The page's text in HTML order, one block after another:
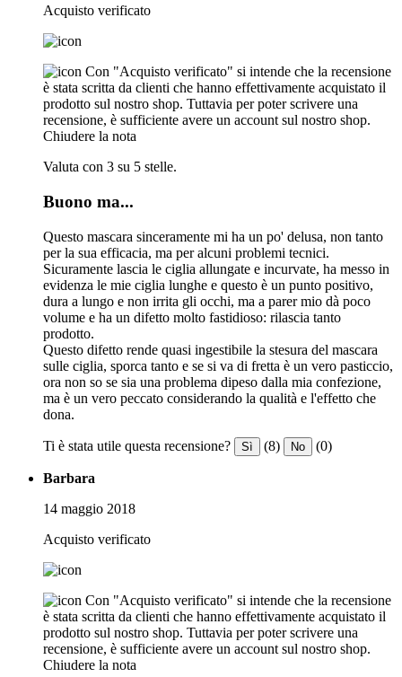
Acquisto verificato
Con "Acquisto verificato" si intende che la recensione
è stata scritta da clienti che hanno effettivamente acquistato il
prodotto sul nostro shop. Tuttavia per poter scrivere una
recensione, è sufficiente avere un account sul nostro shop.
Chiudere la nota
Valuta con 3 su 5 stelle.
Buono ma...
Questo mascara sinceramente mi ha un po' delusa, non tanto
per la sua efficacia, ma per alcuni problemi tecnici.
Sicuramente lascia le ciglia allungate e incurvate, ha messo in
evidenza le mie ciglia lunghe e questo è un punto positivo,
dura a lungo e non irrita gli occhi, ma a parer mio dà poco
volume e ha un difetto molto fastidioso: rilascia tanto
prodotto.
Questo difetto rende quasi ingestibile la stesura del mascara
sulle ciglia, sporca tanto e se si va di fretta è un vero pasticcio,
ora non so se sia una problema dipeso dalla mia confezione,
ma è un vero peccato considerando la qualità e l'effetto che
dona.
Ti è stata utile questa recensione? Sì (8) No (0)
Barbara
14 maggio 2018
Acquisto verificato
Con "Acquisto verificato" si intende che la recensione
è stata scritta da clienti che hanno effettivamente acquistato il
prodotto sul nostro shop. Tuttavia per poter scrivere una
recensione, è sufficiente avere un account sul nostro shop.
Chiudere la nota